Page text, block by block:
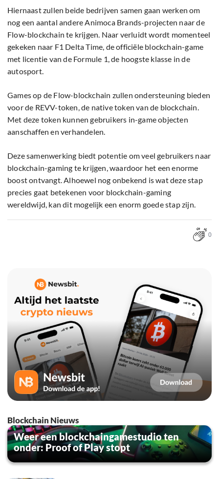
Hiernaast zullen beide bedrijven samen gaan werken om
nog een aantal andere Animoca Brands-projecten naar de
Flow-blockchain te krijgen. Naar verluidt wordt momenteel
gekeken naar F1 Delta Time, de officiële blockchain-game
met licentie van de Formule 1, de hoogste klasse in de
autosport.
Games op de Flow-blockchain zullen ondersteuning bieden
voor de REVV-token, de native token van de blockchain.
Met deze token kunnen gebruikers in-game objecten
aanschaffen en verhandelen.
Deze samenwerking biedt potentie om veel gebruikers naar
blockchain-gaming te krijgen, waardoor het een enorme
boost ontvangt. Alhoewel nog onbekend is wat deze stap
precies gaat betekenen voor blockchain-gaming
wereldwijd, kan dit mogelijk een enorm goede stap zijn.
0
Blockchain Nieuws
Weer een blockchaingamestudio ten
onder: Proof of Play stopt